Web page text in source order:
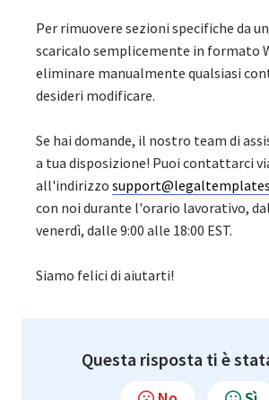
Per rimuovere sezioni specifiche da
scaricalo semplicemente in formato
eliminare manualmente qualsiasi
desideri modificare.
Se hai domande, il nostro team di
a tua disposizione! Puoi contattarci
all'indirizzo
con noi durante l'orario lavorativo,
venerdì, dalle 9:00 alle 18:00 EST.
Siamo felici di aiutarti!
Questa risposta ti è